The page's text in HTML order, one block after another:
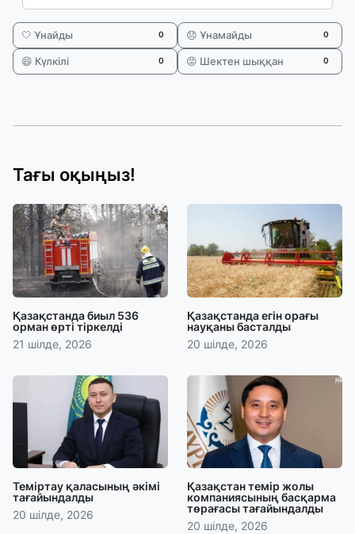
🤍 Ұнайды 0 😞 Ұнамайды 0
😄 Күлкілі 0 😡 Шектен шыққан 0
Тағы оқыңыз!
Қазақстанда биыл 536
орман өрті тіркелді
21 шілде, 2026
Қазақстанда егін орағы
науқаны басталды
20 шілде, 2026
Теміртау қаласының әкімі
тағайындалды
20 шілде, 2026
Қазақстан темір жолы
компаниясының басқарма
төрағасы тағайындалды
20 шілде, 2026